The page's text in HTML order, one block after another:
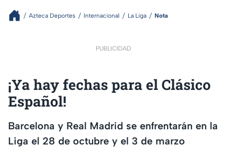
Azteca Deportes Internacional La Liga Nota
PUBLICIDAD
¡Ya hay fechas para el Clásico
Español!
Barcelona y Real Madrid se enfrentarán en la
Liga el 28 de octubre y el 3 de marzo